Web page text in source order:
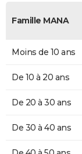
Famille MANA
Moins de 10 ans
De 10 à 20 ans
De 20 à 30 ans
De 30 à 40 ans